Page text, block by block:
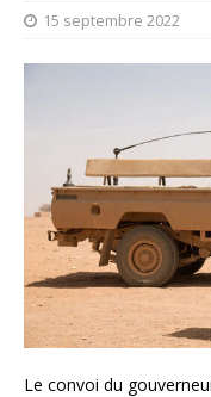
15 septembre 2022
Le convoi du